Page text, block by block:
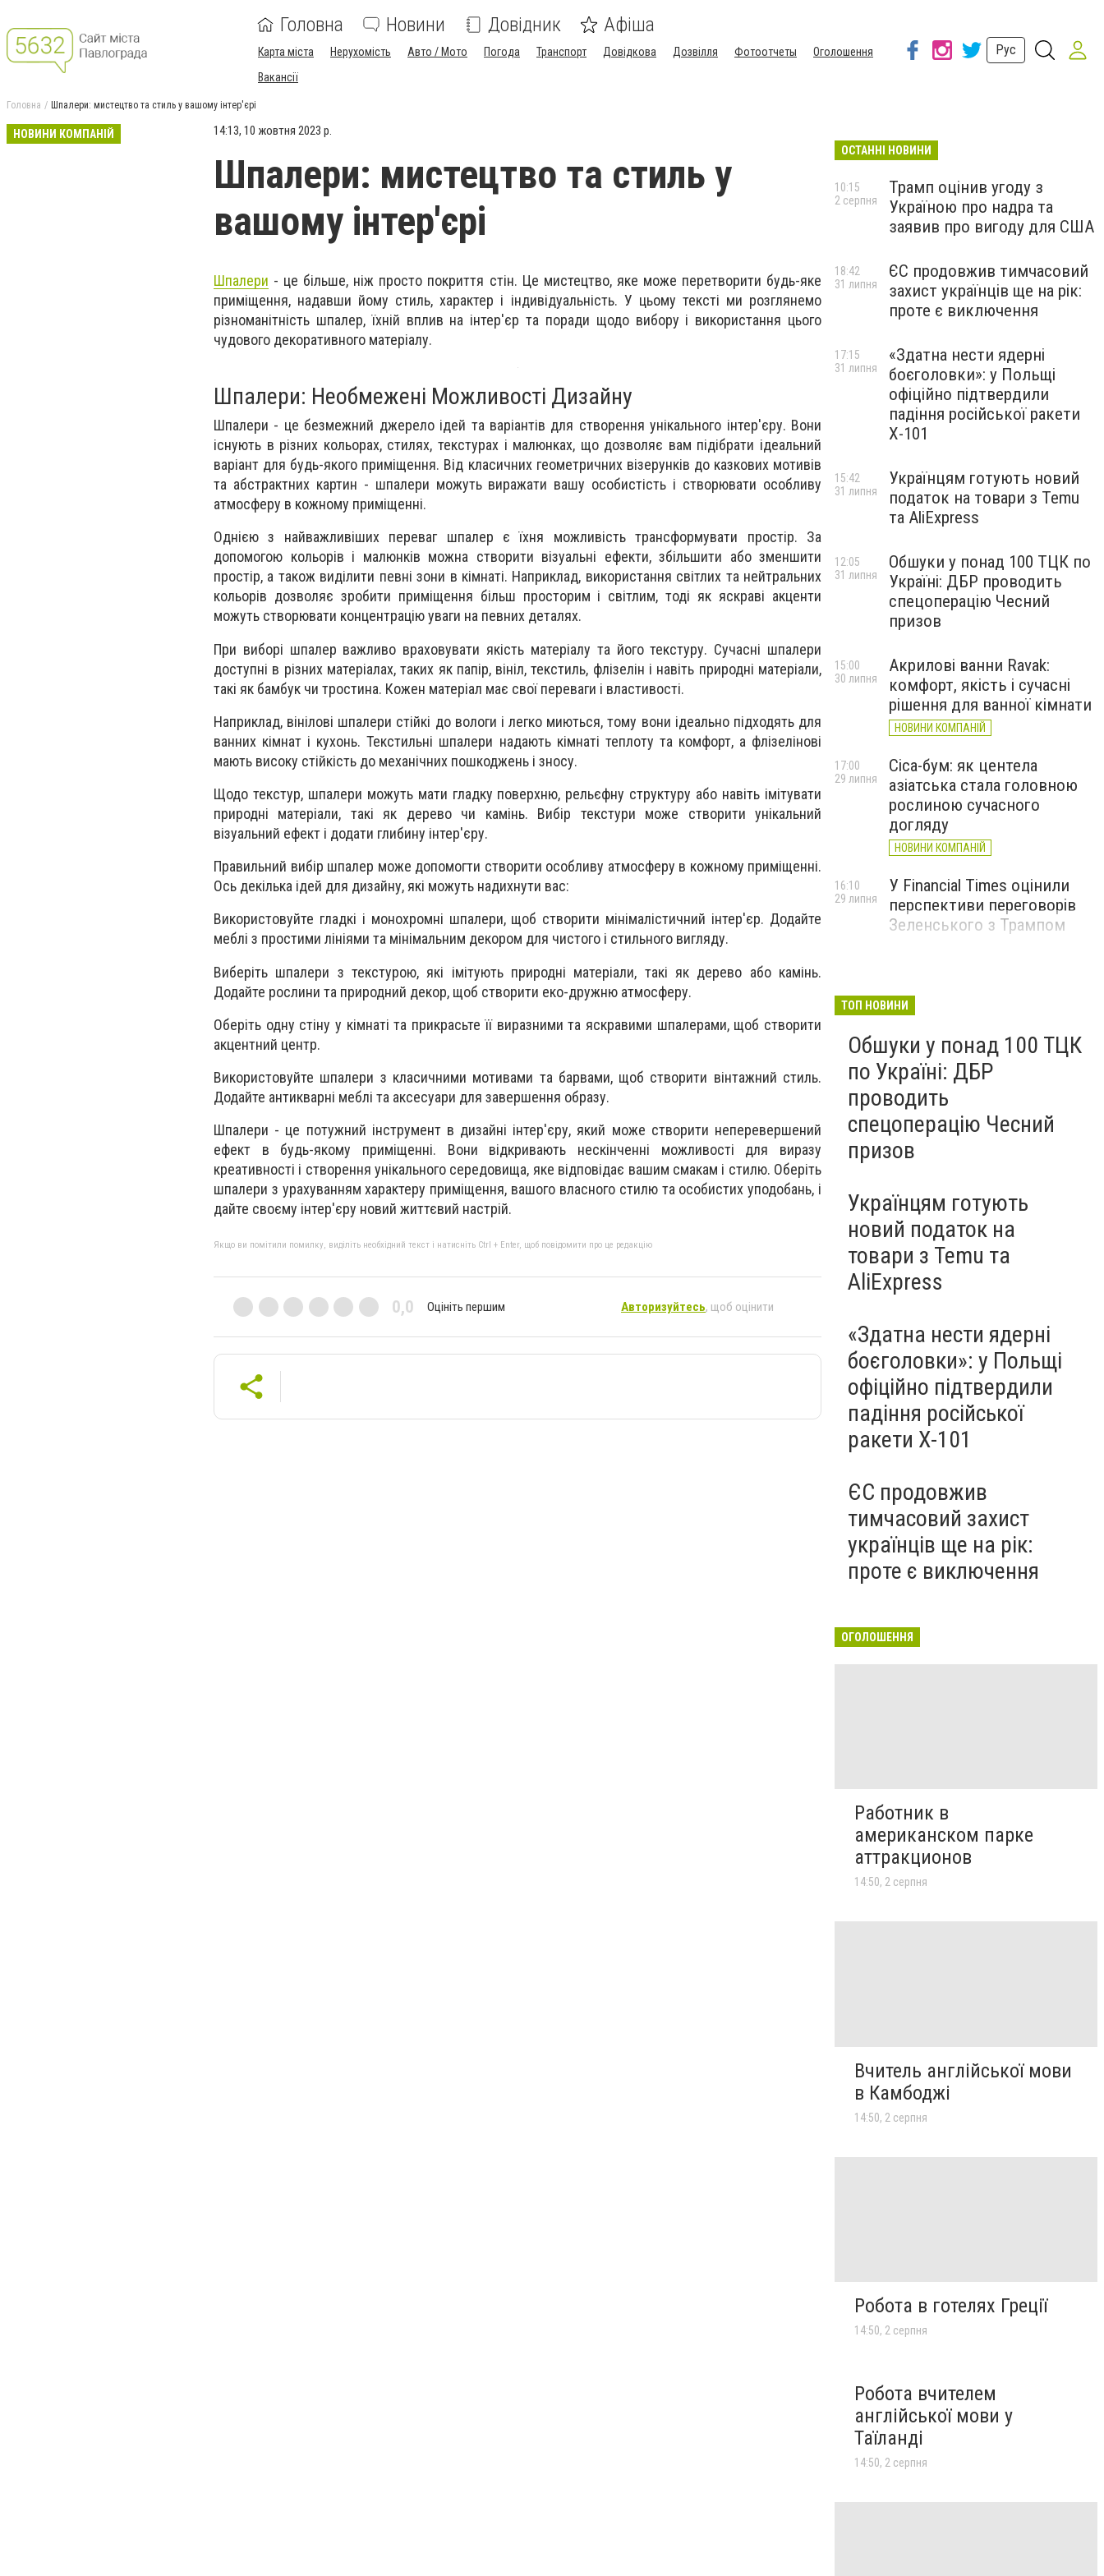
Головна Новини Довідник Афіша
Карта міста Нерухомість Авто / Мото Погода Транспорт Довідкова Дозвілля Фотоотчеты
Оголошення
Вакансії
Рус
Головна Шпалери: мистецтво та стиль у вашому інтер'єрі
НОВИНИ КОМПАНІЙ 14:13, 10 жовтня 2023 р.
Шпалери: мистецтво та стиль у
вашому інтер'єрі
Шпалери - це більше, ніж просто покриття стін. Це мистецтво, яке може перетворити будь-яке
приміщення, надавши йому стиль, характер і індивідуальність. У цьому тексті ми розглянемо
різноманітність шпалер, їхній вплив на інтер'єр та поради щодо вибору і використання цього
чудового декоративного матеріалу.
Шпалери: Необмежені Можливості Дизайну
Шпалери - це безмежний джерело ідей та варіантів для створення унікального інтер'єру. Вони
існують в різних кольорах, стилях, текстурах і малюнках, що дозволяє вам підібрати ідеальний
варіант для будь-якого приміщення. Від класичних геометричних візерунків до казкових мотивів
та абстрактних картин - шпалери можуть виражати вашу особистість і створювати особливу
атмосферу в кожному приміщенні.
Однією з найважливіших переваг шпалер є їхня можливість трансформувати простір. За
допомогою кольорів і малюнків можна створити візуальні ефекти, збільшити або зменшити
простір, а також виділити певні зони в кімнаті. Наприклад, використання світлих та нейтральних
кольорів дозволяє зробити приміщення більш просторим і світлим, тоді як яскраві акценти
можуть створювати концентрацію уваги на певних деталях.
При виборі шпалер важливо враховувати якість матеріалу та його текстуру. Сучасні шпалери
доступні в різних матеріалах, таких як папір, вініл, текстиль, флізелін і навіть природні матеріали,
такі як бамбук чи тростина. Кожен матеріал має свої переваги і властивості.
Наприклад, вінілові шпалери стійкі до вологи і легко миються, тому вони ідеально підходять для
ванних кімнат і кухонь. Текстильні шпалери надають кімнаті теплоту та комфорт, а флізелінові
мають високу стійкість до механічних пошкоджень і зносу.
Щодо текстур, шпалери можуть мати гладку поверхню, рельєфну структуру або навіть імітувати
природні матеріали, такі як дерево чи камінь. Вибір текстури може створити унікальний
візуальний ефект і додати глибину інтер'єру.
Правильний вибір шпалер може допомогти створити особливу атмосферу в кожному приміщенні.
Ось декілька ідей для дизайну, які можуть надихнути вас:
Використовуйте гладкі і монохромні шпалери, щоб створити мінімалістичний інтер'єр. Додайте
меблі з простими лініями та мінімальним декором для чистого і стильного вигляду.
Виберіть шпалери з текстурою, які імітують природні матеріали, такі як дерево або камінь.
Додайте рослини та природний декор, щоб створити еко-дружню атмосферу.
Оберіть одну стіну у кімнаті та прикрасьте її виразними та яскравими шпалерами, щоб створити
акцентний центр.
Використовуйте шпалери з класичними мотивами та барвами, щоб створити вінтажний стиль.
Додайте антикварні меблі та аксесуари для завершення образу.
Шпалери - це потужний інструмент в дизайні інтер'єру, який може створити неперевершений
ефект в будь-якому приміщенні. Вони відкривають нескінченні можливості для виразу
креативності і створення унікального середовища, яке відповідає вашим смакам і стилю. Оберіть
шпалери з урахуванням характеру приміщення, вашого власного стилю та особистих уподобань, і
дайте своєму інтер'єру новий життєвий настрій.
Якщо ви помітили помилку, виділіть необхідний текст і натисніть Ctrl + Enter, щоб повідомити про це редакцію
0,0 Оцініть першим Авторизуйтесь, щоб оцінити
ОСТАННІ НОВИНИ
Трамп оцінив угоду з
Україною про надра та
заявив про вигоду для США
10:15
2 серпня
ЄС продовжив тимчасовий
захист українців ще на рік:
проте є виключення
18:42
31 липня
«Здатна нести ядерні
боєголовки»: у Польщі
офіційно підтвердили
падіння російської ракети
Х-101
17:15
31 липня
Українцям готують новий
податок на товари з Temu
та AliExpress
15:42
31 липня
Обшуки у понад 100 ТЦК по
Україні: ДБР проводить
спецоперацію Чесний
призов
12:05
31 липня
Акрилові ванни Ravak:
комфорт, якість і сучасні
рішення для ванної кімнати
НОВИНИ КОМПАНІЙ
15:00
30 липня
Cica-бум: як центела
азіатська стала головною
рослиною сучасного
догляду
НОВИНИ КОМПАНІЙ
17:00
29 липня
У Financial Times оцінили
перспективи переговорів
Зеленського з Трампом
16:10
29 липня
ТОП НОВИНИ
Обшуки у понад 100 ТЦК
по Україні: ДБР
проводить
спецоперацію Чесний
призов
Українцям готують
новий податок на
товари з Temu та
AliExpress
«Здатна нести ядерні
боєголовки»: у Польщі
офіційно підтвердили
падіння російської
ракети Х-101
ЄС продовжив
тимчасовий захист
українців ще на рік:
проте є виключення
ОГОЛОШЕННЯ
Работник в
американском парке
аттракционов
14:50, 2 серпня
Вчитель англійської мови
в Камбоджі
14:50, 2 серпня
Робота в готелях Греції
14:50, 2 серпня
Робота вчителем
англійської мови у
Таїланді
14:50, 2 серпня